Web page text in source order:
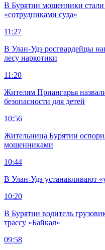
В Бурятии мошенники стали
«сотрудниками суда»
11:27
В Улан-Удэ росгвардейцы
лесу наркотики
11:20
Жителям Приангарья
безопасности для детей
10:56
Жительница Бурятии
мошенниками
10:44
В Улан-Удэ устанавливают
10:20
В Бурятии водитель
трассу «Байкал»
09:58